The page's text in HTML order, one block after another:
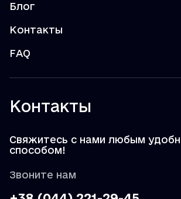
Контакты
Свяжитесь с нами любым
способом!
Звоните нам
Блог
Контакты
FAQ